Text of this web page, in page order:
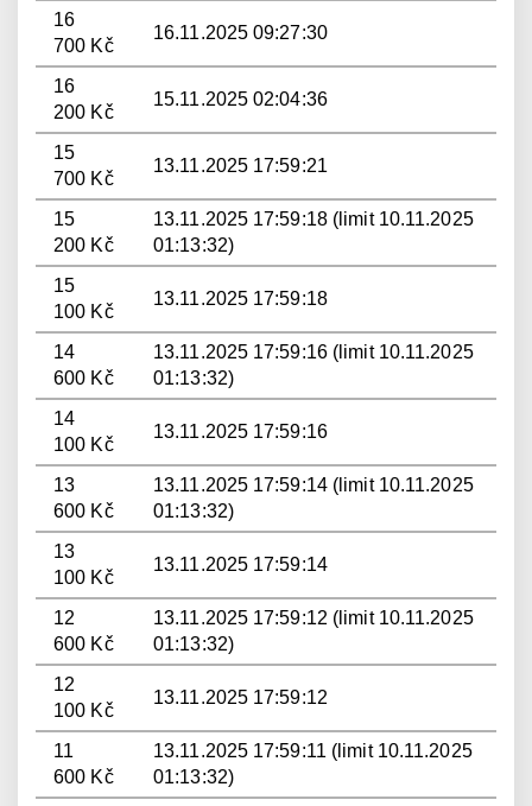
16
700 Kč
16.11.2025 09:27:30
16
200 Kč
15.11.2025 02:04:36
15
700 Kč
13.11.2025 17:59:21
15
200 Kč
13.11.2025 17:59:18 (limit 10.11.2025
01:13:32)
15
100 Kč
13.11.2025 17:59:18
14
600 Kč
13.11.2025 17:59:16 (limit 10.11.2025
01:13:32)
14
100 Kč
13.11.2025 17:59:16
13
600 Kč
13.11.2025 17:59:14 (limit 10.11.2025
01:13:32)
13
100 Kč
13.11.2025 17:59:14
12
600 Kč
13.11.2025 17:59:12 (limit 10.11.2025
01:13:32)
12
100 Kč
13.11.2025 17:59:12
11
600 Kč
13.11.2025 17:59:11 (limit 10.11.2025
01:13:32)